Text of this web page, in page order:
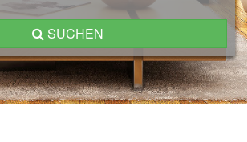
SUCHEN